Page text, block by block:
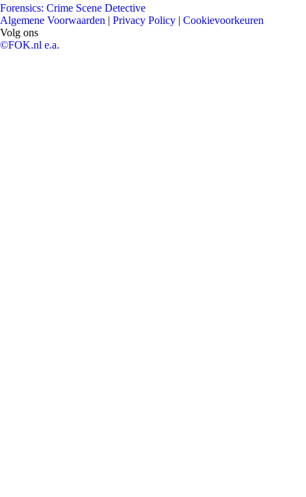
Forensics: Crime Scene Detective
Algemene Voorwaarden | Privacy Policy | Cookievoorkeuren
Volg ons
©FOK.nl e.a.